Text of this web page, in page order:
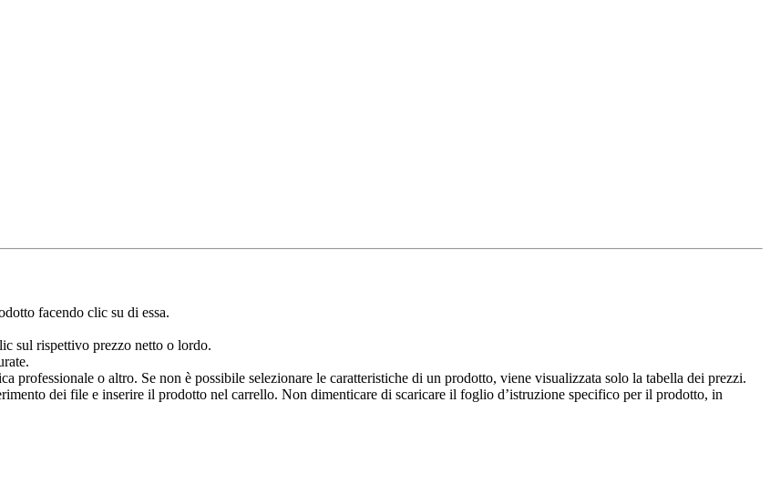
facendo clic su di essa.
sul rispettivo prezzo netto o lordo.
o altro. Se non è possibile selezionare le caratteristiche di un prodotto, viene visualizzata solo la tabella dei prezzi.
dei file e inserire il prodotto nel carrello. Non dimenticare di scaricare il foglio d’istruzione specifico per il prodotto, in